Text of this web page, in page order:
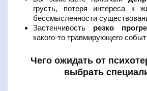
грусть, потеря интереса к
бессмысленности
Застенчивость резко
какого-то травмирующего
Чего ожидать от
выбрать